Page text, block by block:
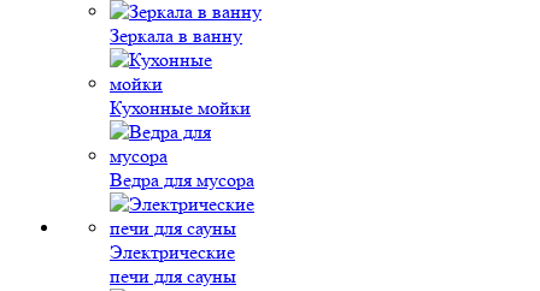
Зеркала в ванну
Кухонные мойки
Ведра для мусора
Электрические
печи для сауны